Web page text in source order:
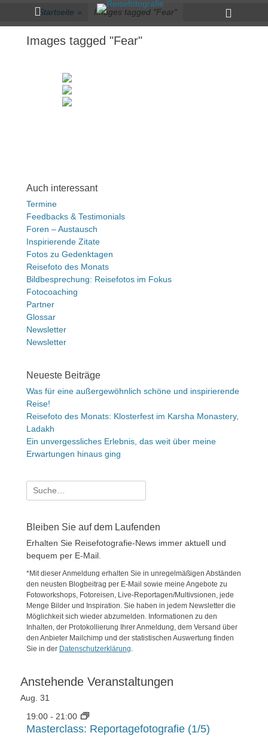
zum
Inhalt
Primärmenü
Toggle
Startseite » Images tagged "Fear"
Images tagged "Fear"
Auch interessant
Termine
Feedbacks & Testimonials
Foren – Austausch
Inspirierende Zitate
Fotos zu Gedenktagen
Reisefoto des Monats
Bildbesprechung: Reisefotos im Fokus
Fotocoaching
Partner
Glossar
Newsletter
Newsletter
Neueste Beiträge
Was für eine außergewöhnlich schöne und inspirierende
Reise!
Reisefoto des Monats: Klosterfest im Karsha Monastery,
Ladakh
Ein unvergessliches Erlebnis, das weit über meine
Erwartungen hinaus ging
Suche
nach:
Bleiben Sie auf dem Laufenden
Erhalten Sie Reisefotografie-News immer aktuell und
bequem per E-Mail.
*Mit dieser Anmeldung erhalten Sie in unregelmäßigen Abständen
den neusten Blogbeitrag per E-Mail sowie meine Angebote zu
Fotoworkshops, Fotoreisen, Live-Reportagen/Multivsionen, jede
Menge Bilder und Inspiration. Sie haben in jedem Newsletter die
Möglichkeit sich wieder abzumelden. Informationen zu den
Inhalten, der Protokollierung Ihrer Anmeldung, dem Versand über
den Anbieter Mailchimp und der statistischen Auswertung finden
Sie in der Datenschutzerklärung.
Anstehende Veranstaltungen
Aug. 31
19:00 - 21:00
Masterclass: Reportagefotografie (1/5)